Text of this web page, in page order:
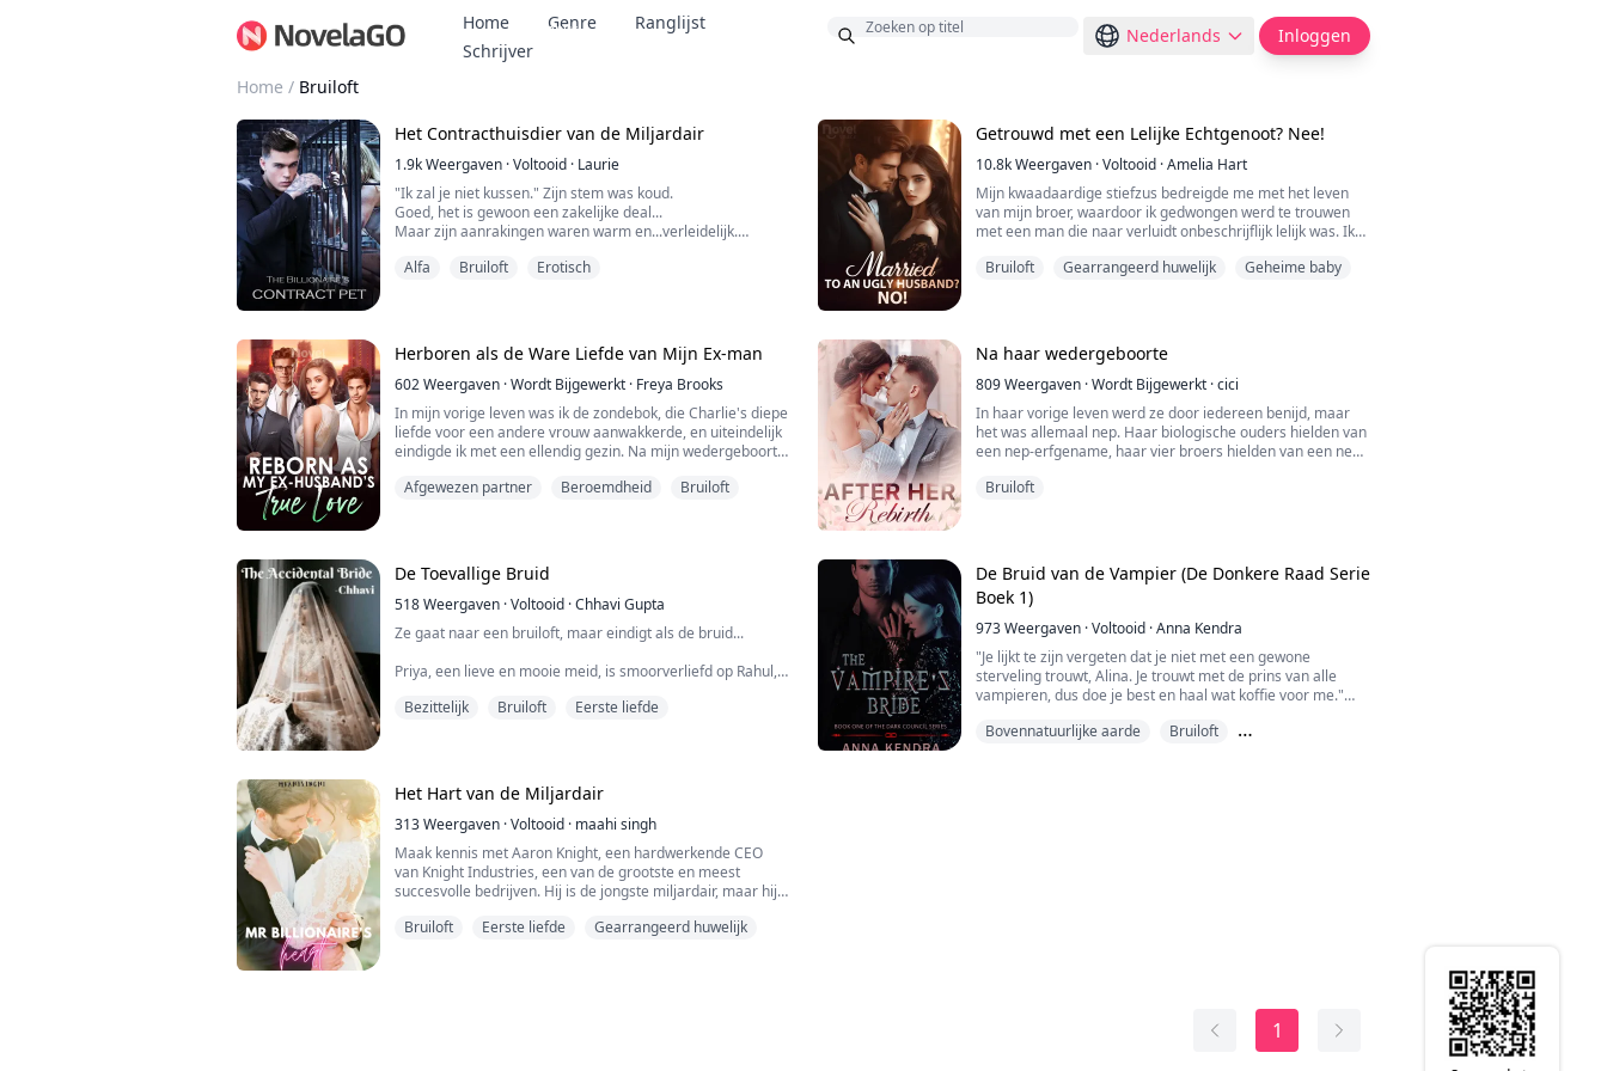
Home Genre
Ranglijst
Schrijver
Bonus Nederlands Inloggen
Home / Bruiloft
Het Contracthuisdier van de Miljardair
1.9kWeergaven ·Voltooid · Laurie
"Ik zal je niet kussen." Zijn stem was koud.
Goed, het is gewoon een zakelijke deal...
Maar zijn aanrakingen waren warm en...verleidelijk.
stiefmoeder Jane en stiefzus Anna. De enige hoop in haar
leven was haar prinsachtige vriend Matthew Davi...
Alfa Bruiloft Erotisch
Getrouwd met een Lelijke Echtgenoot? Nee!
10.8kWeergaven ·Voltooid ·Amelia Hart
Mijn kwaadaardige stiefzus bedreigde me met het leven
van mijn broer, waardoor ik gedwongen werd te trouwen
met een man die naar verluidt onbeschrijflijk lelijk was. Ik
Maar na de bruiloft ontdekte ik dat deze man helemaal niet
Bruiloft Gearrangeerd huwelijk Geheime baby
Herboren als de Ware Liefde van Mijn Ex-man
602Weergaven ·Wordt Bijgewerkt · Freya Brooks
In mijn vorige leven was ik de zondebok, die Charlie's diepe
liefde voor een andere vrouw aanwakkerde, en uiteindelijk
eindigde ik met een ellendig gezin. Na mijn wedergeboorte
scheiding zou aanvragen. Maar de ontwikkeling van de
Afgewezen partner Beroemdheid Bruiloft
Na haar wedergeboorte
809Weergaven ·Wordt Bijgewerkt ·cici
In haar vorige leven werd ze door iedereen benijd, maar
het was allemaal nep. Haar biologische ouders hielden van
een nep-erfgename, haar vier broers hielden van een nep-
zij sliep onder de trap, en haar verloofde hield ook van
Bruiloft
De Toevallige Bruid
518Weergaven ·Voltooid ·Chhavi Gupta
Ze gaat naar een bruiloft, maar eindigt als de bruid...
Priya, een lieve en mooie meid, is smoorverliefd op Rahul,
steeds alleen oog voor hem. Haar hart wordt in duizend
De gebeurtenissen nemen een onverwachte wending en ze
moet met hem trouwen om de eer van...
Bezittelijk Bruiloft Eerste liefde
De Bruid van de Vampier (De Donkere Raad Serie
Boek 1)
973Weergaven ·Voltooid ·Anna Kendra
"Je lijkt te zijn vergeten dat je niet met een gewone
sterveling trouwt, Alina. Je trouwt met de prins van alle
vampieren, dus doe je best en haal wat koffie voor me."
Californië. Tenminste, dat is wat ze de wereld laat geloven.
Bovennatuurlijke aarde
Bruiloft
Het Hart van de Miljardair
313Weergaven ·Voltooid · maahi singh
Maak kennis met Aaron Knight, een hardwerkende CEO
van Knight Industries, een van de grootste en meest
succesvolle bedrijven. Hij is de jongste miljardair, maar hij
Bruiloft Eerste liefde Gearrangeerd huwelijk
1